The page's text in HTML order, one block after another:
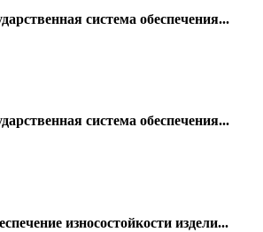
система обеспечения...
система обеспечения...
износостойкости издели...